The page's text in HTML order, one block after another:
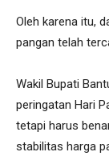
Oleh karena itu,
pangan telah
Wakil Bupati
peringatan Hari
tetapi harus
stabilitas harga